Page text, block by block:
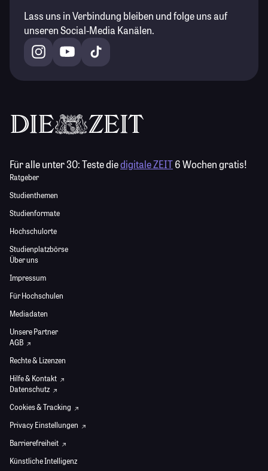
Lass uns in Verbindung bleiben und folge uns auf
unseren Social-Media Kanälen.
Für alle unter 30:Teste diedigitale ZEIT6 Wochen gratis!
Ratgeber
Studienthemen
Studienformate
Hochschulorte
Studienplatzbörse
Über uns
Impressum
Für Hochschulen
Mediadaten
Unsere Partner
AGB
Rechte & Lizenzen
Hilfe & Kontakt
Datenschutz
Cookies & Tracking
Privacy Einstellungen
Barrierefreiheit
Künstliche Intelligenz